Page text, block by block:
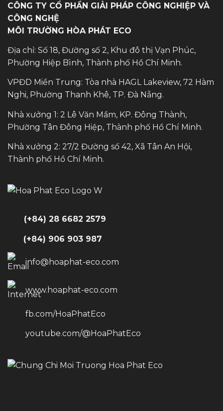
CÔNG TY CỔ PHẦN GIẢI PHÁP CÔNG NGHIỆP VÀ
CÔNG NGHỆ
MÔI TRƯỜNG HÒA PHÁT ECO
Địa chỉ: Số 18, Đường số 2, Khu đô thị Vạn Phúc,
Phường Hiệp Bình, Thành phố Hồ Chí Minh.
VPĐD Miền Trung: Tòa nhà HAGL Lakeview, 72 Hàm
Nghi, Phường Thanh Khê, TP. Đà Nẵng.
Nhà xưởng 1: 2 Lê Văn Mầm, KP. Đông Thành,
Phường Tân Đông Hiệp, Thành phố Hồ Chí Minh.
Nhà xưởng 2: 27/2 Đường số 42, Xã Tân An Hội,
Thành phố Hồ Chí Minh.
(+84) 28 6682 2579
(+84) 906 903 987
info@hoaphat-eco.com
www.hoaphat-eco.com
fb.com/HoaPhatEco
youtube.com/@HoaPhatEco